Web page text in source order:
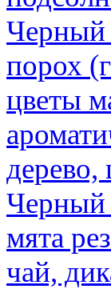
Черный
порох
цветы
дерево,
Черный
мята
чай,